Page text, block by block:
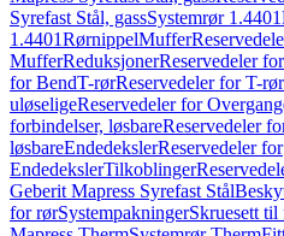
Syrefast Stål, gassSystemrør 1.4401
1.4401RørnippelMuffer
MufferReduksjonerReservedeler
for BendT-rørReservedeler for T-rør
uløseligeReservedeler for
forbindelser, løsbareReservedeler
løsbareEndedekslerReservedeler for
EndedekslerTilkoblinger
Geberit Mapress Syrefast Stål
for rørSystempakningerSkruesett til